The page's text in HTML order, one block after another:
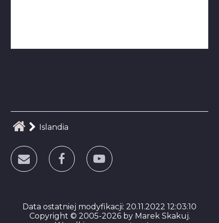
Islandia
Data ostatniej modyfikacji: 20.11.2022 12:03:10
Copyright © 2005-2026 by Marek Skakuj.